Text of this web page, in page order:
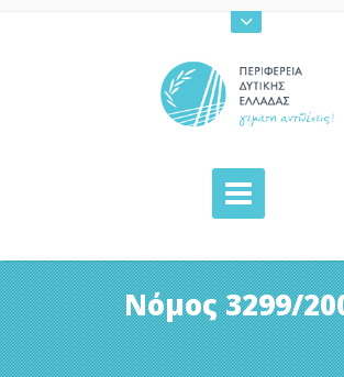
Νόμος 3299/